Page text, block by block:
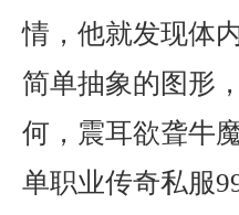
情，他就发现体
简单抽象的图形
何，震耳欲聋牛
单职业传奇私服